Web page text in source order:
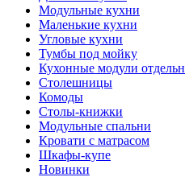
Модульные кухни
Маленькие кухни
Угловые кухни
Тумбы под мойку
Кухонные модули
Столешницы
Комоды
Столы-книжки
Модульные спальни
Кровати с матрасом
Шкафы-купе
Новинки